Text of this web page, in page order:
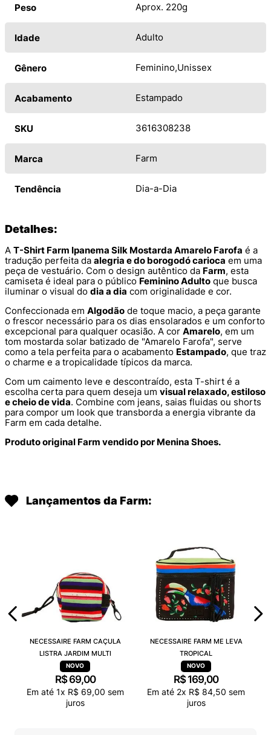
Peso Aprox. 220g
Idade Adulto
Gênero Feminino Unissex
Acabamento Estampado
SKU 3616308238
Marca Farm
Tendência Dia-a-Dia
Detalhes:
A T-Shirt Farm Ipanema Silk Mostarda Amarelo Farofa é a
tradução perfeita da alegria e do borogodó carioca em uma
peça de vestuário. Com o design autêntico da Farm, esta
camiseta é ideal para o público Feminino Adulto que busca
iluminar o visual do dia a dia com originalidade e cor.
Confeccionada em Algodão de toque macio, a peça garante
o frescor necessário para os dias ensolarados e um conforto
excepcional para qualquer ocasião. A cor Amarelo, em um
tom mostarda solar batizado de "Amarelo Farofa", serve
como a tela perfeita para o acabamento Estampado, que traz
o charme e a tropicalidade típicos da marca.
Com um caimento leve e descontraído, esta T-shirt é a
escolha certa para quem deseja um visual relaxado, estiloso
e cheio de vida. Combine com jeans, saias fluidas ou shorts
para compor um look que transborda a energia vibrante da
Farm em cada detalhe.
Produto original Farm vendido por Menina Shoes.
Lançamentos da Farm:
NECESSAIRE FARM CAÇULA
LISTRA JARDIM MULTI
R$ 69,00
Em até 1x R$ 69,00 sem
juros
NECESSAIRE FARM ME LEVA
TROPICAL
R$ 169,00
Em até 2x R$ 84,50 sem
juros